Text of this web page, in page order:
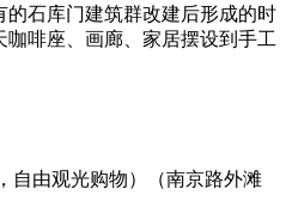
的石库门建筑群改建后形成的时
啡座、画廊、家居摆设到手工
自由观光购物）（南京路外滩